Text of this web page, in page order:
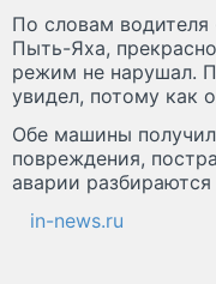
По словам водителя
Пыть-Яха,
режим не нарушал.
увидел, потому как
Обе машины
повреждения,
аварии разбираются
in-news.ru